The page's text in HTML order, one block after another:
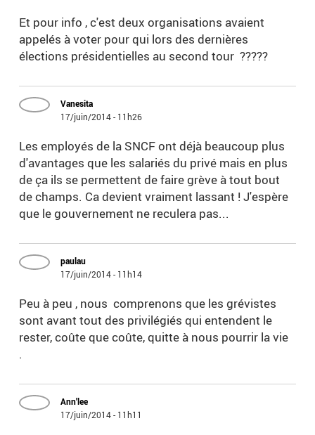
Et pour info , c'est deux organisations avaient
appelés à voter pour qui lors des dernières
élections présidentielles au second tour ?????
Vanesita
17/juin/2014 - 11h26
Les employés de la SNCF ont déjà beaucoup plus
d'avantages que les salariés du privé mais en plus
de ça ils se permettent de faire grève à tout bout
de champs. Ca devient vraiment lassant ! J'espère
que le gouvernement ne reculera pas...
paulau
17/juin/2014 - 11h14
Peu à peu , nous comprenons que les grévistes
sont avant tout des privilégiés qui entendent le
rester, coûte que coûte, quitte à nous pourrir la vie
.
Ann'lee
17/juin/2014 - 11h11